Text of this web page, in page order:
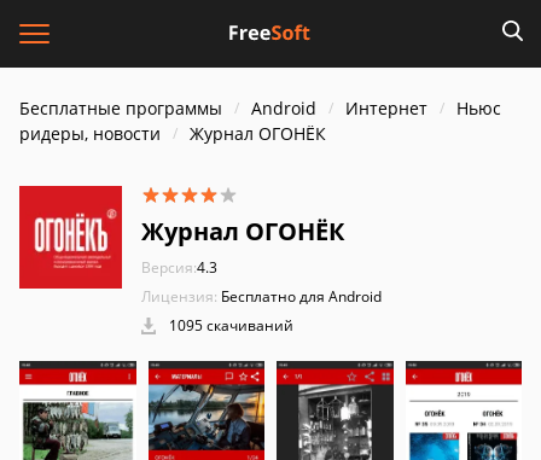
Бесплатные программы Android Интернет
Ньюс
ридеры, новости
Журнал ОГОНЁК
Журнал ОГОНЁК
Версия:4.3
Лицензия: Бесплатно для Android
1095 скачиваний